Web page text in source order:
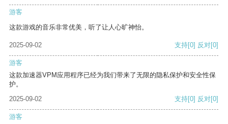
游客
这款游戏的音乐非常优美，听了让人心旷神怡。
2025-09-02 支持[0] 反对[0]
游客
这款加速器VPM应用程序已经为我们带来了无限的隐私保护和安全性保
护。
2025-09-02
支持[0] 反对[0]
游客